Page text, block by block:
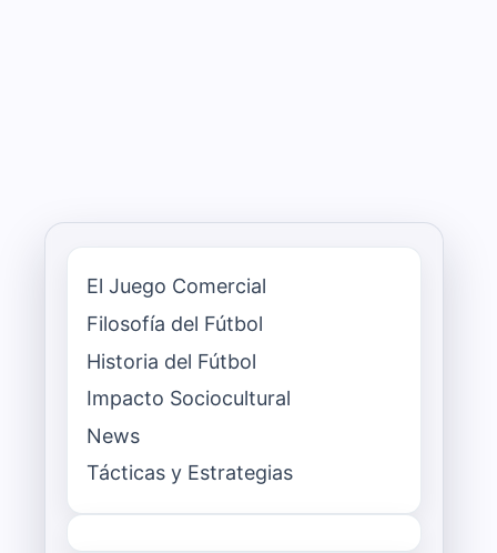
El Juego Comercial
Filosofía del Fútbol
Historia del Fútbol
Impacto Sociocultural
News
Tácticas y Estrategias